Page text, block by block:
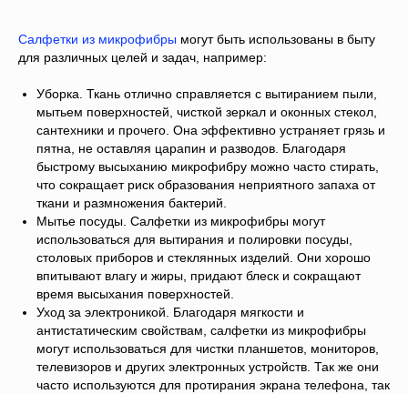
Салфетки из микрофибры могут быть использованы в быту
для различных целей и задач, например:
Уборка. Ткань отлично справляется с вытиранием пыли,
мытьем поверхностей, чисткой зеркал и оконных стекол,
сантехники и прочего. Она эффективно устраняет грязь и
пятна, не оставляя царапин и разводов. Благодаря
быстрому высыханию микрофибру можно часто стирать,
что сокращает риск образования неприятного запаха от
ткани и размножения бактерий.
Мытье посуды. Салфетки из микрофибры могут
использоваться для вытирания и полировки посуды,
столовых приборов и стеклянных изделий. Они хорошо
впитывают влагу и жиры, придают блеск и сокращают
время высыхания поверхностей.
Уход за электроникой. Благодаря мягкости и
антистатическим свойствам, салфетки из микрофибры
могут использоваться для чистки планшетов, мониторов,
телевизоров и других электронных устройств. Так же они
часто используются для протирания экрана телефона, так